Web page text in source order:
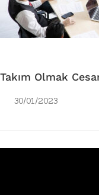
Takım Olmak
30/01/2023